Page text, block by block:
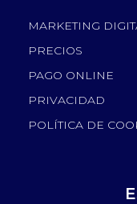
MARKETING
PRECIOS
PAGO ONLINE
PRIVACIDAD
POLÍTICA DE